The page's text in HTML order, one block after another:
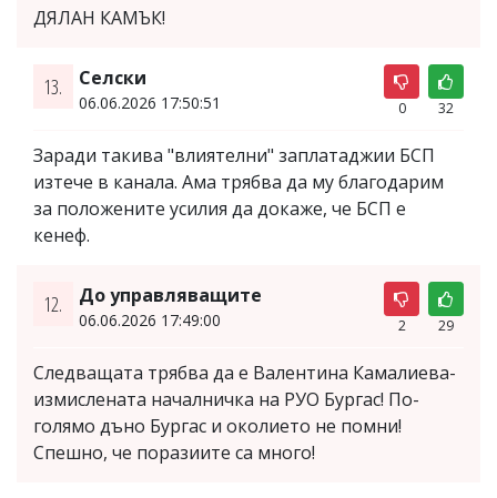
ДЯЛАН КАМЪК!
13. Селски
06.06.2026 17:50:51 0 32
Заради такива "влиятелни" заплатаджии БСП
изтече в канала. Ама трябва да му благодарим
за положените усилия да докаже, че БСП е
кенеф.
12. До управляващите
06.06.2026 17:49:00 2 29
Следващата трябва да е Валентина Камалиева-
измислената началничка на РУО Бургас! По-
голямо дъно Бургас и околието не помни!
Спешно, че поразиите са много!